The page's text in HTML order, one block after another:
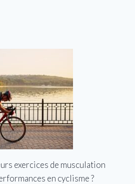
exercices de musculation
en cyclisme ?